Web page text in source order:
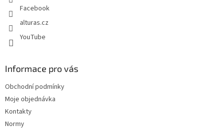
Facebook
alturas.cz
YouTube
Informace pro vás
Obchodní podmínky
Moje objednávka
Kontakty
Normy